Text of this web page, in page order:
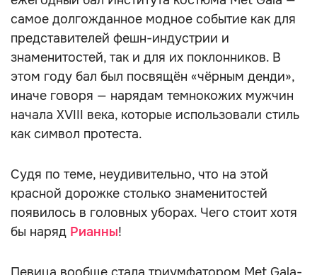
самое долгожданное модное событие как для
представителей фешн-индустрии и
знаменитостей, так и для их поклонников. В
этом году бал был посвящён «чёрным денди»,
иначе говоря — нарядам темнокожих мужчин
начала XVIII века, которые использовали стиль
как символ протеста.
Судя по теме, неудивительно, что на этой
красной дорожке столько знаменитостей
появилось в головных уборах. Чего стоит хотя
бы наряд Рианны!